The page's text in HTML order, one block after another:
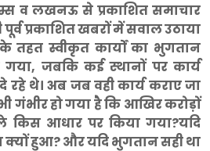
व लखनऊ से प्रकाशित समाचार
प्रकाशित खबरों में सवाल उठाया
तहत स्वीकृत कार्यों का भुगतान
जबकि कई स्थानों पर कार्य
रहे थे। अब जब वही कार्य कराए जा
गंभीर हो गया है कि आखिर करोड़ों
आधार पर किया गया?यदि
क्यों हुआ? और यदि भुगतान सही था